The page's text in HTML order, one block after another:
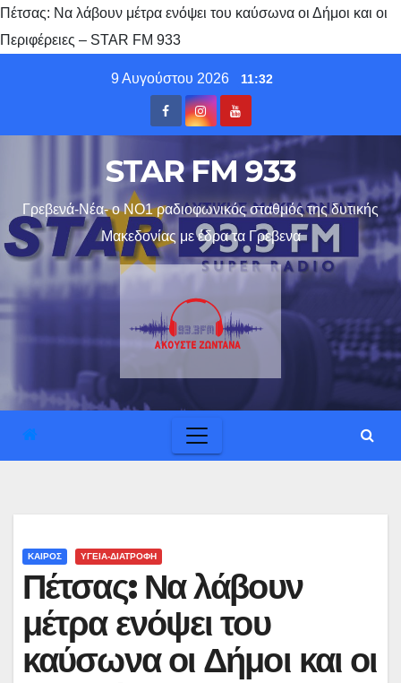
Πέτσας: Να λάβουν μέτρα ενόψει του καύσωνα οι Δήμοι και οι
Περιφέρειες – STAR FM 933
9 Αυγούστου 2026 11:32
STAR FM 933
Γρεβενά-Νέα- ο ΝΟ1 ραδιοφωνικός σταθμός της δυτικής
Μακεδονίας με έδρα τα Γρεβενα
ΚΑΙΡΟΣ ΥΓΕΙΑ-ΔΙΑΤΡΟΦΗ
Πέτσας: Να λάβουν
μέτρα ενόψει του
καύσωνα οι Δήμοι και οι